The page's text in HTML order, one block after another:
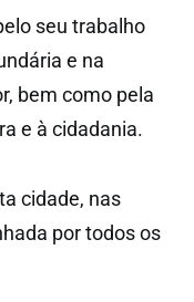
seu trabalho
e na
bem como pela
e à cidadania.
cidade, nas
por todos os